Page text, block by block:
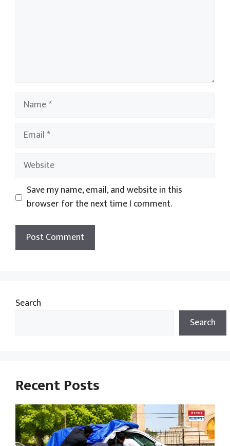
Name
Email
Website
Save my name, email, and website in this
browser for the next time I comment.
Search
Search
Recent Posts